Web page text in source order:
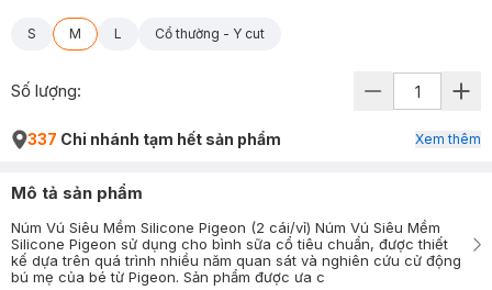
S M L Cổ thường - Y cut
Số lượng:
337 Chi nhánh tạm hết sản phẩm Xem thêm
Mô tả sản phẩm
Núm Vú Siêu Mềm Silicone Pigeon (2 cái/vỉ) Núm Vú Siêu Mềm
Silicone Pigeon sử dụng cho bình sữa cổ tiêu chuẩn, được thiết
kế dựa trên quá trình nhiều năm quan sát và nghiên cứu cử động
bú mẹ của bé từ Pigeon. Sản phẩm được ưa c